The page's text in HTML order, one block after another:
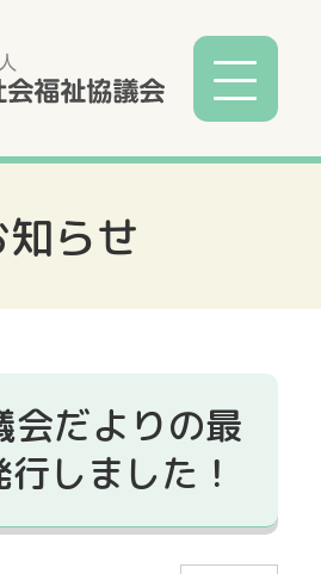
社協とは
社協事業
サービス
寄付募金
知らせ
会だよりの最
しました！